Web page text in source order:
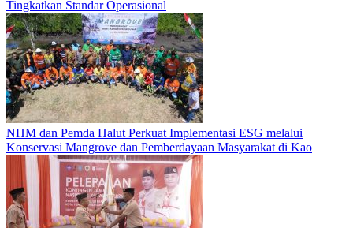
Tingkatkan Standar Operasional
NHM dan Pemda Halut Perkuat Implementasi ESG melalui
Konservasi Mangrove dan Pemberdayaan Masyarakat di Kao